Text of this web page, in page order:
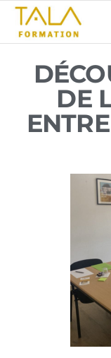
le
faire ?
le
savoir
!
DE